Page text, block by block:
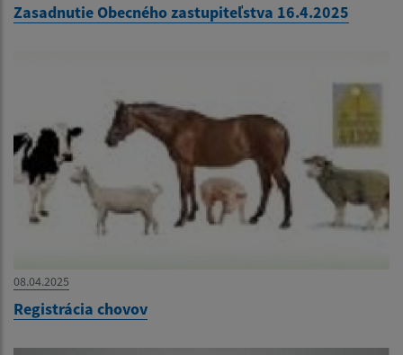
Zasadnutie Obecného zastupiteľstva 16.4.2025
08.04.2025
Registrácia chovov